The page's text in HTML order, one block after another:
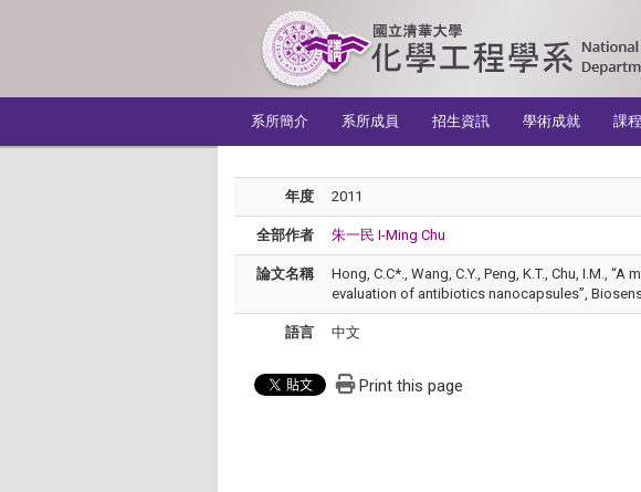
系所簡介
系所成員 招生資訊 學術成就 課
年度 2011
全部作者 朱一民 I-Ming Chu
論文名稱
Hong, C.C*., Wang, C.Y., Peng, K.T., Chu, I.M.,
evaluation of antibiotics nanocapsules”,
語言 中文
Print this page